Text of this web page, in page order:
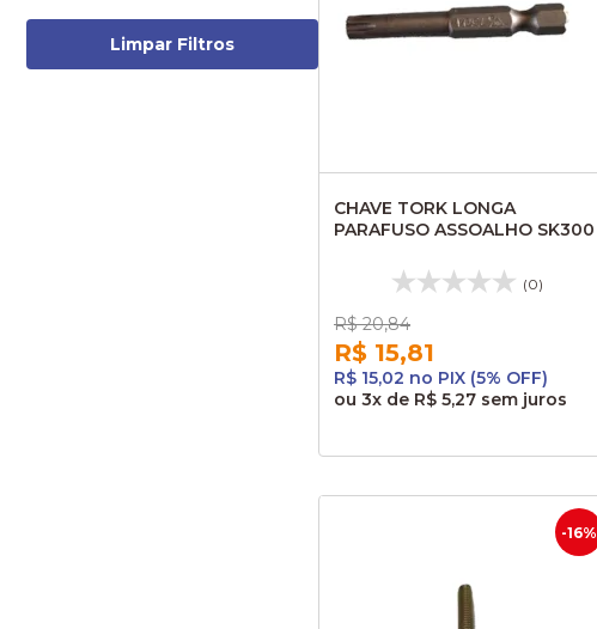
Limpar Filtros
CHAVE TORK LONGA
PARAFUSO ASSOALHO SK300
(0)
R$ 20,84
R$ 15,81
R$ 15,02 no PIX (5% OFF)
ou 3x de R$ 5,27 sem juros
-16%